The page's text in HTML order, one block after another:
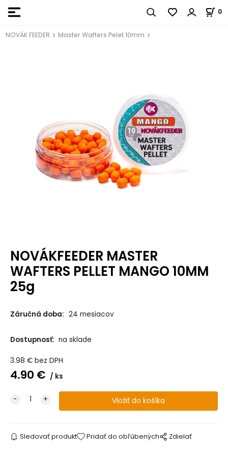
0
NOVÁK FEEDER Master Wafters Pelet 10mm
NOVÁKFEEDER MASTER
WAFTERS PELLET MANGO 10MM
25g
Záručná doba: 24 mesiacov
Dostupnosť: na sklade
3.98 € bez DPH
4.90 € ks
Sledovať produkt Pridať do obľúbených Zdielať